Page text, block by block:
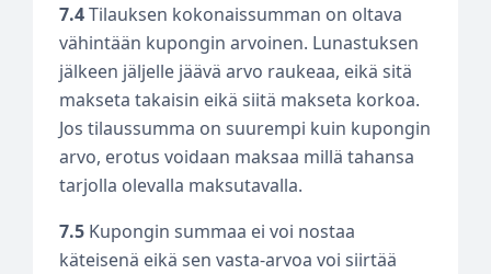
7.4Tilauksen kokonaissumman on oltava
vähintään kupongin arvoinen. Lunastuksen
jälkeen jäljelle jäävä arvo raukeaa, eikä sitä
makseta takaisin eikä siitä makseta korkoa.
Jos tilaussumma on suurempi kuin kupongin
arvo, erotus voidaan maksaa millä tahansa
tarjolla olevalla maksutavalla.
7.5 Kupongin summaa ei voi nostaa
käteisenä eikä sen vasta-arvoa voi siirtää